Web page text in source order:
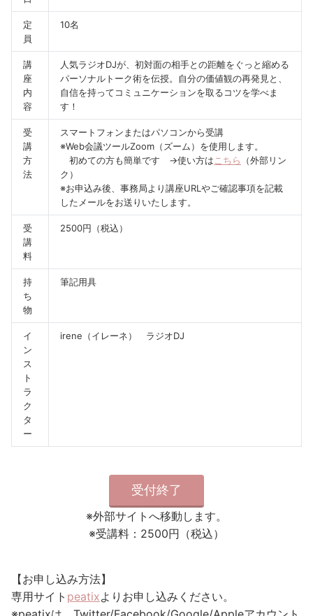
定
員
10名
講
座
内
容
人気ラジオDJが、初対面の相手との距離をぐっと縮める
パーソナルトーク術を伝授。自分の価値観の再発見と、
自信を持ってコミュニケーションを取るコツを学べま
す！
受
講
方
法
スマートフォンまたはパソコンから受講
※Web会議ツールZoom（ズーム）を使用します。
初めての方も簡単です →使い方は こちら
（外部リン
ク）
※お申込み後、事務局より講座URLやご確認事項を記載
したメールをお送りいたします。
受
講
料
2500円（税込）
持
ち
物
筆記用具
イ
ン
ス
ト
ラ
ク
タ
ー
irene（イレーネ） ラジオDJ
受付終了
※外部サイトへ移動します。
※受講料：2500円（税込）
【お申し込み方法】
専用サイト peatixよりお申し込みください。